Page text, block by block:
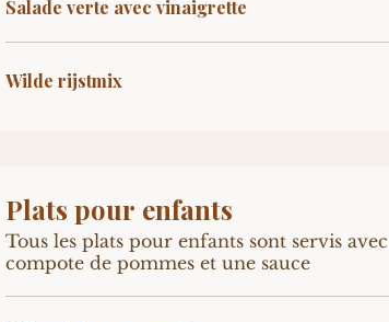
Salade verte avec vinaigrette
Wilde rijstmix
Plats pour enfants
Tous les plats pour enfants sont servis